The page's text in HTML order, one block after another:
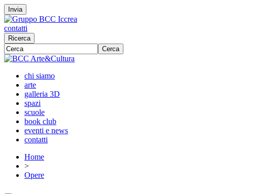
Invia
contatti
Ricerca
Cerca
chi siamo
arte
galleria 3D
spazi
scuole
book club
eventi e news
contatti
Home
>
Opere